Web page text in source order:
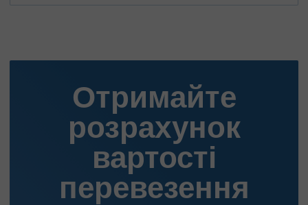
Отримайте
розрахунок
вартості
перевезення